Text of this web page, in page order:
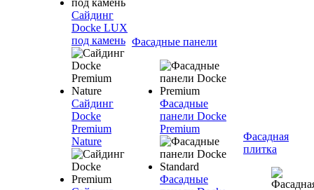
Сайдинг
Docke LUX
под камень
Сайдинг
Docke
Premium
Nature
Фасадные панели
Фасадные
панели Docke
Premium
Фасадные
Фасадная
плитка